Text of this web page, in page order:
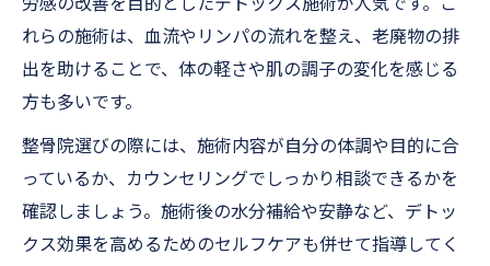
れらの施術は、血流やリンパの流れを整え、老廃物の排
出を助けることで、体の軽さや肌の調子の変化を感じる
方も多いです。
整骨院選びの際には、施術内容が自分の体調や目的に合
っているか、カウンセリングでしっかり相談できるかを
確認しましょう。施術後の水分補給や安静など、デトッ
クス効果を高めるためのセルフケアも併せて指導してく